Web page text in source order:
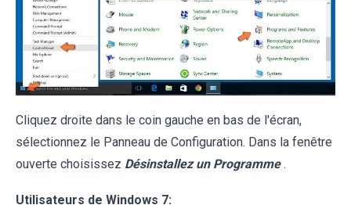
Cliquez droite dans le coin gauche en bas de l'écran,
sélectionnez le Panneau de Configuration. Dans la fenêtre
ouverte choisissez Désinstallez un Programme .
Utilisateurs de Windows 7: